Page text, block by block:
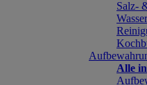
Salz-
Alle